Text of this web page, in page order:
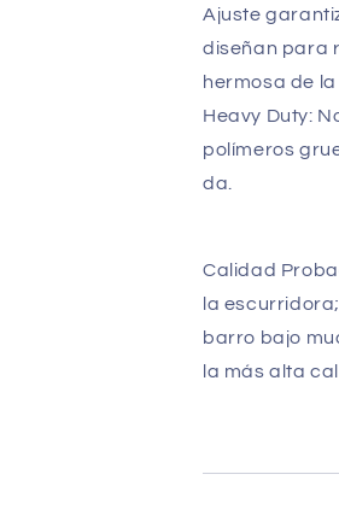
Ajuste
diseñan para
hermosa de
Heavy Duty:
polímeros
da.
Calidad
la
barro bajo
la más alta